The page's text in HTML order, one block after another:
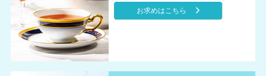
お求めはこちら